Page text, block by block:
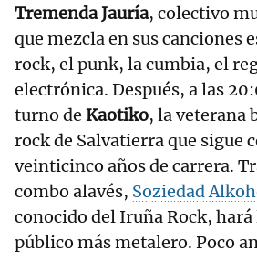
Tremenda Jauría, colectivo
que mezcla en sus canciones
rock, el punk, la cumbia, el
electrónica. Después, a las
turno de Kaotiko, la veterana
rock de Salvatierra que sigue
veinticinco años de carrera.
combo alavés, Soziedad
conocido del Iruña Rock,
público más metalero. Poco